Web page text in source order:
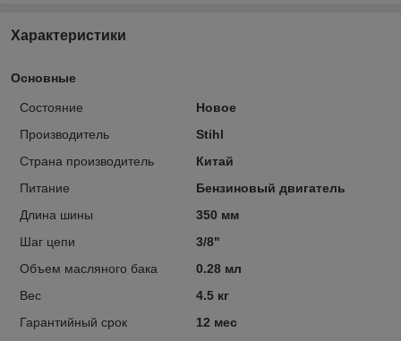
Характеристики
Основные
Состояние
Новое
Производитель
Stihl
Страна производитель
Китай
Питание
Бензиновый двигатель
Длина шины
350 мм
Шаг цепи
3/8"
Объем масляного бака
0.28 мл
Вес
4.5 кг
Гарантийный срок
12 мес